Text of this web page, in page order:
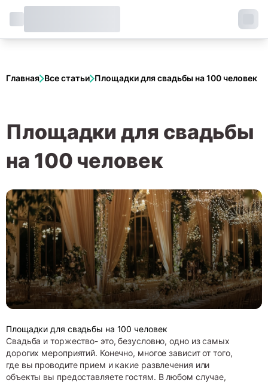
Главная Все статьи Площадки для свадьбы на 100 человек
Площадки для свадьбы
на 100 человек
Площадки для свадьбы на 100 человек
Свадьба и торжество- это, безусловно, одно из самых
дорогих мероприятий. Конечно, многое зависит от того,
где вы проводите прием и какие развлечения или
объекты вы предоставляете гостям. В любом случае,